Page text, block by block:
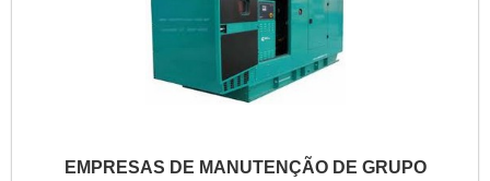
EMPRESAS DE MANUTENÇÃO DE GRUPO